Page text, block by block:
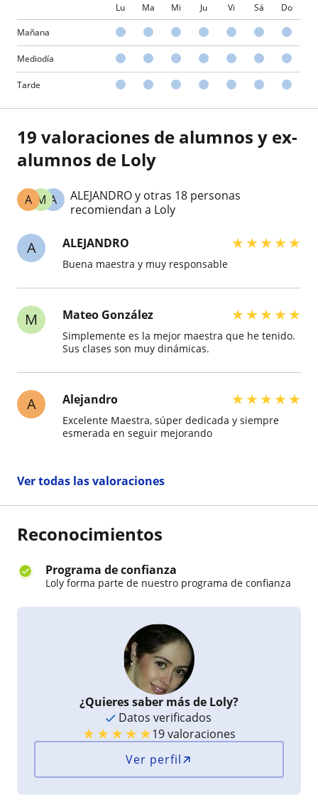
Lu Ma Mi Ju Vi Sá Do
Mañana
Mediodía
Tarde
19 valoraciones de alumnos y ex-
alumnos de Loly
A
M
A
ALEJANDRO y otras 18 personas
recomiendan a Loly
A ALEJANDRO ★★★★★
Buena maestra y muy responsable
M Mateo González ★★★★★
Simplemente es la mejor maestra que he tenido.
Sus clases son muy dinámicas.
A Alejandro ★★★★★
Excelente Maestra, súper dedicada y siempre
esmerada en seguir mejorando
Ver todas las valoraciones
Reconocimientos
Programa de confianza
Loly forma parte de nuestro programa de confianza
¿Quieres saber más de Loly?
Datos verificados
★★★★★19 valoraciones
Ver perfil